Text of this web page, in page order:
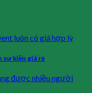
sự kiện giá rẻ
được nhiều người